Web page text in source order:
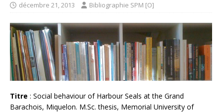
décembre 21, 2013 Bibliographie SPM [O]
Titre : Social behaviour of Harbour Seals at the Grand
Barachois, Miquelon. M.Sc. thesis, Memorial University of